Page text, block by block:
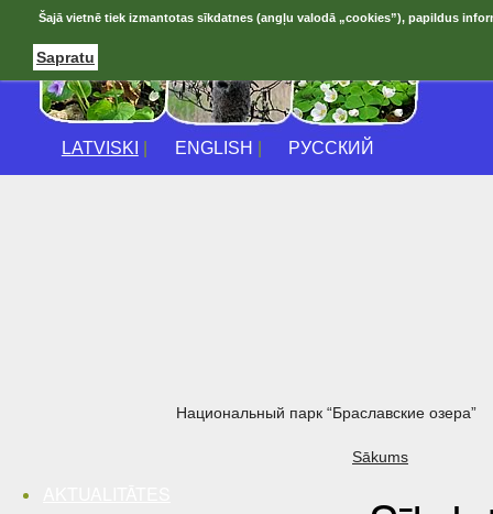
LATVISKI ENGLISH РУССКИЙ
Национальный парк “Браславские озера”
Sākums
Šajā vietnē tiek izmantotas sīkdatnes (angļu valodā „cookies”), papildus
Sapratu